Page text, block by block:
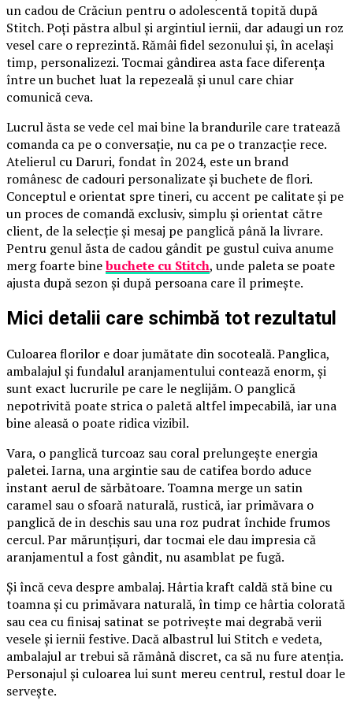
un cadou de Crăciun pentru o adolescentă topită după
Stitch. Poți păstra albul și argintiul iernii, dar adaugi un roz
vesel care o reprezintă. Rămâi fidel sezonului și, în același
timp, personalizezi. Tocmai gândirea asta face diferența
între un buchet luat la repezeală și unul care chiar
comunică ceva.
Lucrul ăsta se vede cel mai bine la brandurile care tratează
comanda ca pe o conversație, nu ca pe o tranzacție rece.
Atelierul cu Daruri, fondat în 2024, este un brand
românesc de cadouri personalizate și buchete de flori.
Conceptul e orientat spre tineri, cu accent pe calitate și pe
un proces de comandă exclusiv, simplu și orientat către
client, de la selecție și mesaj pe panglică până la livrare.
Pentru genul ăsta de cadou gândit pe gustul cuiva anume
merg foarte binebuchete cu Stitch, unde paleta se poate
ajusta după sezon și după persoana care îl primește.
Mici detalii care schimbă tot rezultatul
Culoarea florilor e doar jumătate din socoteală. Panglica,
ambalajul și fundalul aranjamentului contează enorm, și
sunt exact lucrurile pe care le neglijăm. O panglică
nepotrivită poate strica o paletă altfel impecabilă, iar una
bine aleasă o poate ridica vizibil.
Vara, o panglică turcoaz sau coral prelungește energia
paletei. Iarna, una argintie sau de catifea bordo aduce
instant aerul de sărbătoare. Toamna merge un satin
caramel sau o sfoară naturală, rustică, iar primăvara o
panglică de in deschis sau una roz pudrat închide frumos
cercul. Par mărunțișuri, dar tocmai ele dau impresia că
aranjamentul a fost gândit, nu asamblat pe fugă.
Și încă ceva despre ambalaj. Hârtia kraft caldă stă bine cu
toamna și cu primăvara naturală, în timp ce hârtia colorată
sau cea cu finisaj satinat se potrivește mai degrabă verii
vesele și iernii festive. Dacă albastrul lui Stitch e vedeta,
ambalajul ar trebui să rămână discret, ca să nu fure atenția.
Personajul și culoarea lui sunt mereu centrul, restul doar le
servește.